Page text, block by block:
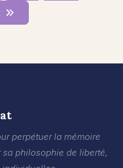
perpétuer la mémoire
philosophie de liberté,